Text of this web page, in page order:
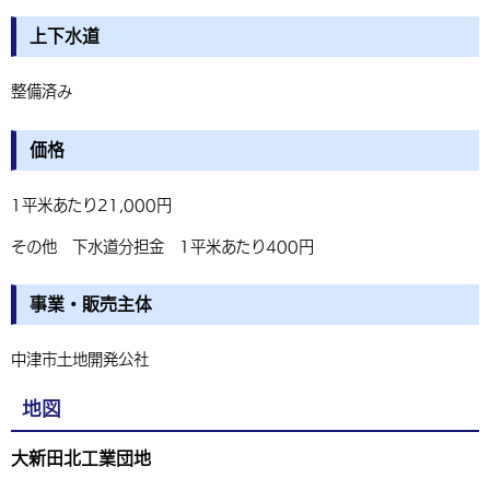
上下水道
整備済み
価格
1平米あたり21,000円
その他 下水道分担金 1平米あたり400円
事業・販売主体
中津市土地開発公社
地図
大新田北工業団地